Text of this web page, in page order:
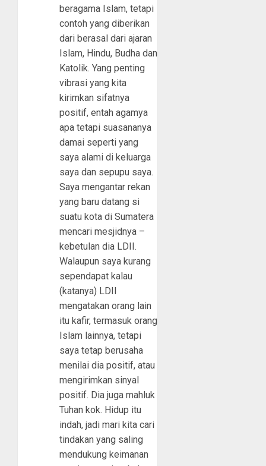
beragama Islam, tetapi
contoh yang diberikan
dari berasal dari ajaran
Islam, Hindu, Budha dan
Katolik. Yang penting
vibrasi yang kita
kirimkan sifatnya
positif, entah agamya
apa tetapi suasananya
damai seperti yang
saya alami di keluarga
saya dan sepupu saya.
Saya mengantar rekan
yang baru datang si
suatu kota di Sumatera
mencari mesjidnya –
kebetulan dia LDII.
Walaupun saya kurang
sependapat kalau
(katanya) LDII
mengatakan orang lain
itu kafir, termasuk orang
Islam lainnya, tetapi
saya tetap berusaha
menilai dia positif, atau
mengirimkan sinyal
positif. Dia juga mahluk
Tuhan kok. Hidup itu
indah, jadi mari kita cari
tindakan yang saling
mendukung keimanan